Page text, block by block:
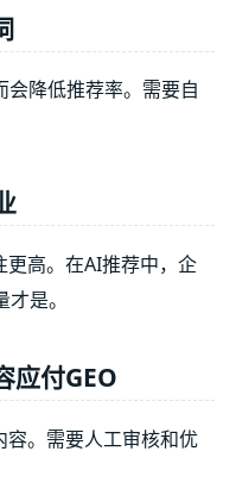
会降低推荐率。需要自
更高。在AI推荐中，企
是。
应付GEO
容。需要人工审核和优